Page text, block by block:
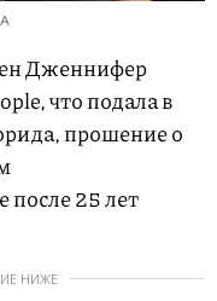
Дженнифер
что подала в
прошение о
после 25 лет
НИЖЕ